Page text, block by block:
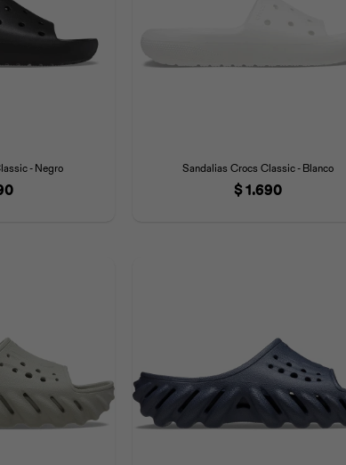
- Negro Sandalias Crocs Classic - Blanco
$1.690